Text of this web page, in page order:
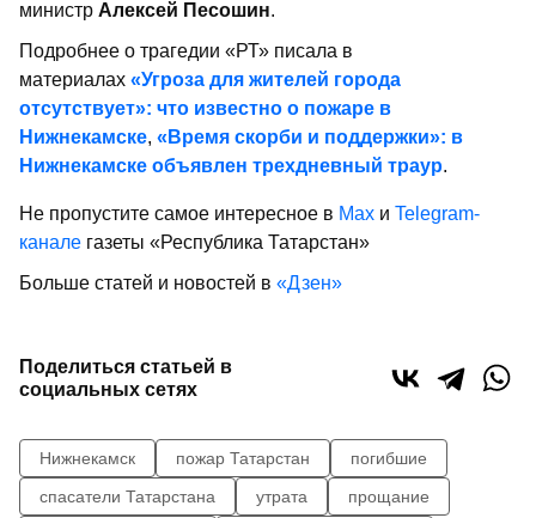
министр Алексей Песошин.
Подробнее о трагедии «РТ» писала в
материалах «Угроза для жителей города
отсутствует»: что известно о пожаре в
Нижнекамске, «Время скорби и поддержки»: в
Нижнекамске объявлен трехдневный траур.
Не пропустите самое интересное в Max и Telegram-
канале газеты «Республика Татарстан»
Больше статей и новостей в «Дзен»
Поделиться статьей в
социальных сетях
Нижнекамск пожар Татарстан
погибшие
спасатели Татарстана
утрата
прощание